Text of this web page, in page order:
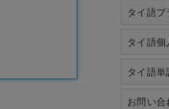
タイ語
タイ語
タイ語単
お問い合